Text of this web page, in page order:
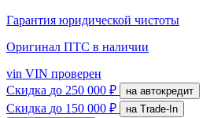
Гарантия юридической чистоты
Оригинал ПТС в наличии
vin VIN проверен
Скидка до 250 000 ₽ на автокредит
Скидка до 150 000 ₽
на Trade-In